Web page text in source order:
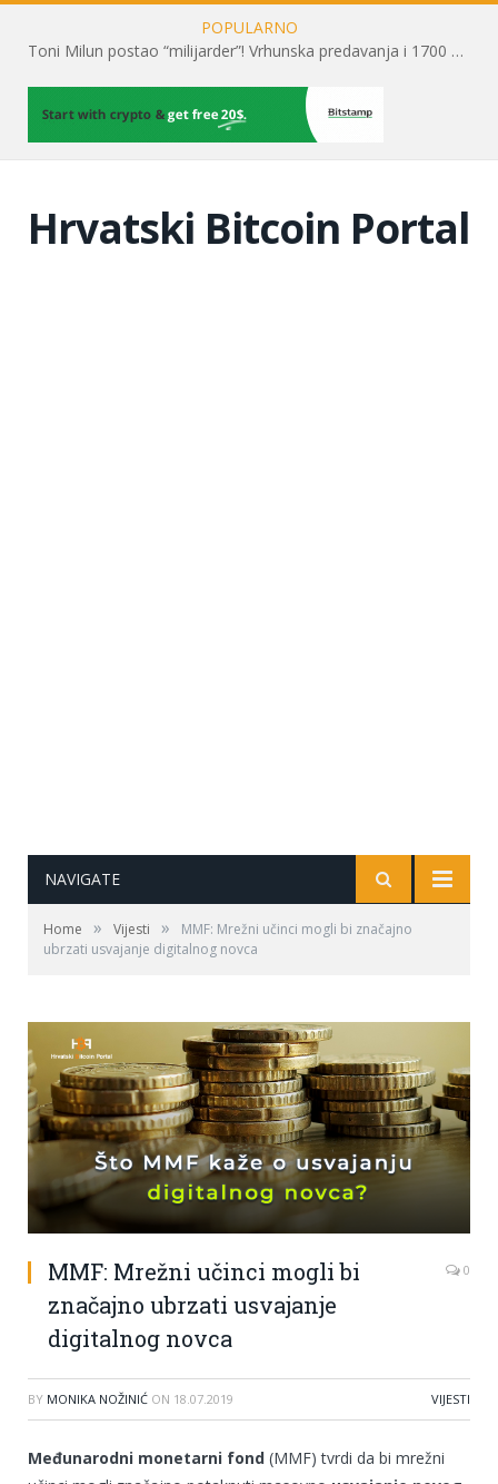
POPULARNO
Toni Milun postao “milijarder”! Vrhunska predavanja i 1700 posjetitelja obilježili su mjesec financijske pismenosti
Hrvatski Bitcoin Portal
NAVIGATE
Home » Vijesti »
MMF: Mrežni učinci mogli bi značajno
ubrzati usvajanje digitalnog novca
MMF: Mrežni učinci mogli bi
značajno ubrzati usvajanje
digitalnog novca
0
BY MONIKA NOŽINIĆ ON 18.07.2019 VIJESTI
Međunarodni monetarni fond (MMF) tvrdi da bi mrežni